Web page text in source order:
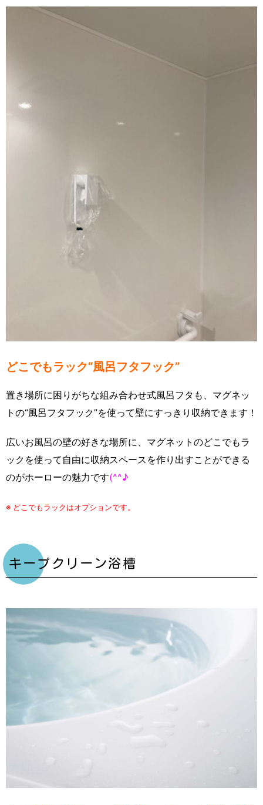
どこでもラック“風呂フタフック”
置き場所に困りがちな組み合わせ式風呂フタも、マグネッ
トの“風呂フタフック”を使って壁にすっきり収納できます！
広いお風呂の壁の好きな場所に、マグネットのどこでもラ
ックを使って自由に収納スペースを作り出すことができる
のがホーローの魅力です(^^♪
※ どこでもラックはオプションです。
キープクリーン浴槽